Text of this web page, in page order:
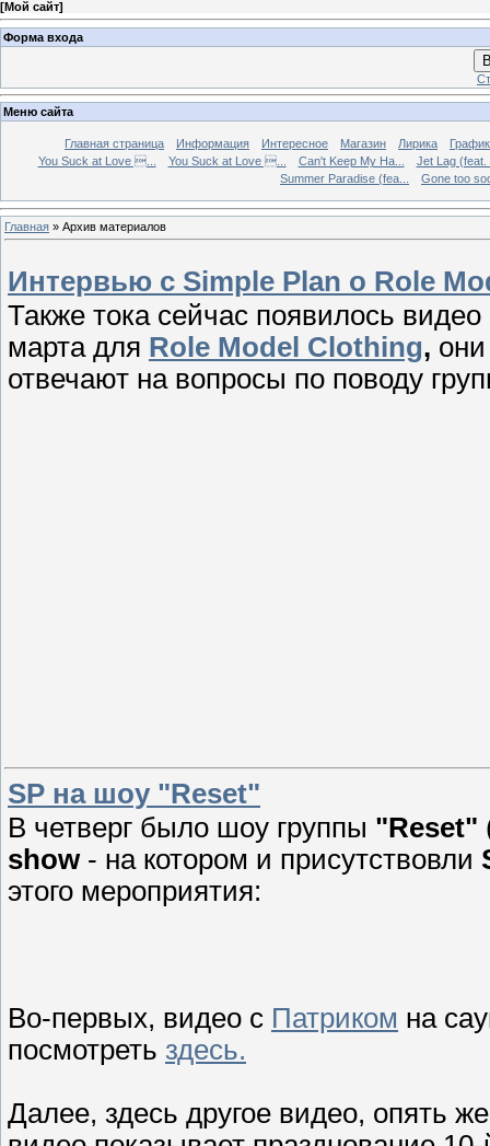
[Мой сайт]
Форма входа
Меню сайта
Главная страница Информация Интересное Магазин Лирика
You Suck at Love ...
You Suck at Love ... Can't Keep My Ha...
Jet Lag (feat.
Summer Paradise (fea...
Gone too
Главная » Архив материалов
Интервью с Simple Plan о Role
Также тока сейчас появилось
марта для Role Model Clothing,
отвечают на вопросы по поводу
SP на шоу "Reset"
В четверг было шоу группы "Reset"
show- на котором и присутствовли
этого мероприятия:
Во-первых, видео с Патриком на
посмотреть здесь.
Далее, здесь другое видео, опять